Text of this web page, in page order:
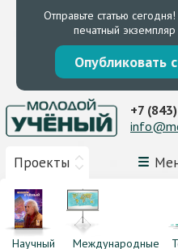
Отправьте статью сегодня!
печатный
Опубликовать
Проекты
+7
Научный
Международные